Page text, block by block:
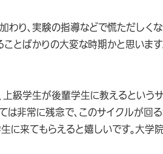
り、実験の指導などで慌ただしく
とばかりの大変な時期かと思いま
級学生が後輩学生に教えるという
は非常に残念で、このサイクルが回
に来てもらえると嬉しいです。大学